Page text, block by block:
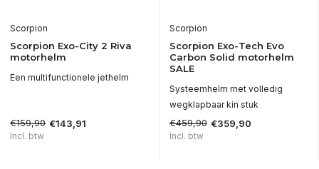
Scorpion
Scorpion Exo-City 2 Riva
motorhelm
Een multifunctionele jethelm
€159,90 €143,91
Incl. btw
Scorpion
Scorpion Exo-Tech Evo
Carbon Solid motorhelm
SALE
Systeemhelm met volledig
wegklapbaar kin stuk
€459,90 €359,90
Incl. btw